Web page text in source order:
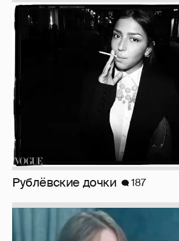
Рублёвские дочки 187